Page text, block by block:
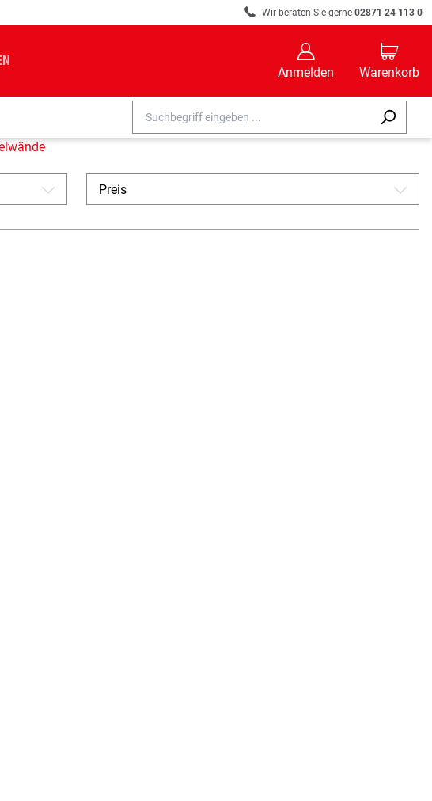
R Wir beraten Sie gerne 02871 24 113 0
B
Anmelden
C
Warenkorb
A Preis A